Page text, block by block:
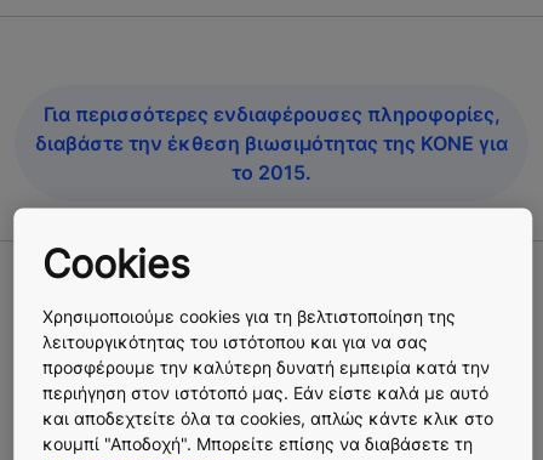
Για περισσότερες ενδιαφέρουσες πληροφορίες,
διαβάστε την έκθεση βιωσιμότητας της ΚΟΝΕ για
το 2015.
Περισσότερες ιστορίες
Cookies
Χρησιμοποιούμε cookies για τη βελτιστοποίηση της
λειτουργικότητας του ιστότοπου και για να σας
προσφέρουμε την καλύτερη δυνατή εμπειρία κατά την
περιήγηση στον ιστότοπό μας. Εάν είστε καλά με αυτό
και αποδεχτείτε όλα τα cookies, απλώς κάντε κλικ στο
κουμπί "Αποδοχή". Μπορείτε επίσης να διαβάσετε τη